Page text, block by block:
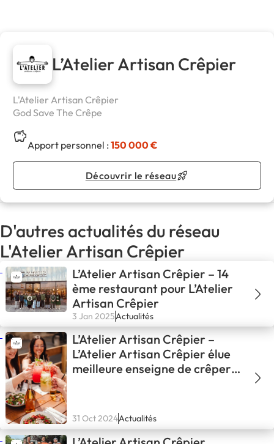
L’Atelier Artisan Crêpier
L'Atelier Artisan Crêpier
God Save The Crêpe
Apport personnel :150 000 €
Découvrir le réseau
D'autres actualités du réseau
L'Atelier Artisan Crêpier
L’Atelier Artisan Crêpier – 14
ème restaurant pour L’Atelier
Artisan Crêpier
3 Jan 2025Actualités
L’Atelier Artisan Crêpier –
L’Atelier Artisan Crêpier élue
meilleure enseigne de crêperie
31 Oct 2024Actualités